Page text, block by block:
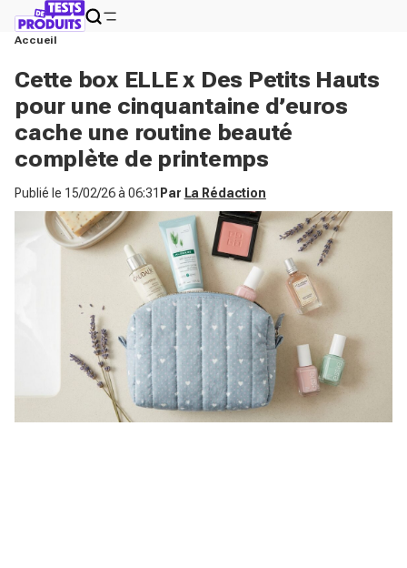
Accueil
Cette box ELLE x Des Petits Hauts
pour une cinquantaine d’euros
cache une routine beauté
complète de printemps
Publié le 15/02/26 à 06:31 Par La Rédaction